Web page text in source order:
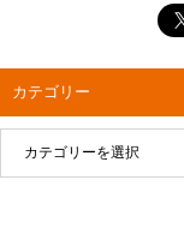
カテゴリー